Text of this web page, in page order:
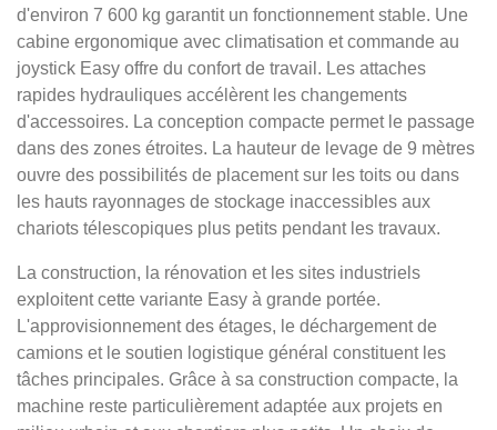
d'environ 7 600 kg garantit un fonctionnement stable. Une
cabine ergonomique avec climatisation et commande au
joystick Easy offre du confort de travail. Les attaches
rapides hydrauliques accélèrent les changements
d'accessoires. La conception compacte permet le passage
dans des zones étroites. La hauteur de levage de 9 mètres
ouvre des possibilités de placement sur les toits ou dans
les hauts rayonnages de stockage inaccessibles aux
chariots télescopiques plus petits pendant les travaux.
La construction, la rénovation et les sites industriels
exploitent cette variante Easy à grande portée.
L'approvisionnement des étages, le déchargement de
camions et le soutien logistique général constituent les
tâches principales. Grâce à sa construction compacte, la
machine reste particulièrement adaptée aux projets en